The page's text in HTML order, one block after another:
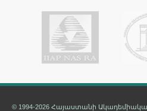
© 1994-2026 Հայաստանի